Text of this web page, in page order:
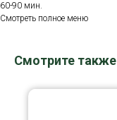
60-90 мин.
Смотреть полное меню
Смотрите также